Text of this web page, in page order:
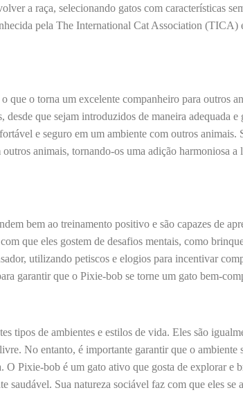
a raça, selecionando gatos com características
pela The International Cat Association (TICA)
o torna um excelente companheiro para outros
desde que sejam introduzidos de maneira adequada
e seguro em um ambiente com outros animais.
animais, tornando-os uma adição harmoniosa
bem ao treinamento positivo e são capazes de
que eles gostem de desafios mentais, como
utilizando petiscos e elogios para incentivar
garantir que o Pixie-bob se torne um gato bem-
tipos de ambientes e estilos de vida. Eles são
No entanto, é importante garantir que o ambiente
O Pixie-bob é um gato ativo que gosta de explorar e
saudável. Sua natureza sociável faz com que eles se